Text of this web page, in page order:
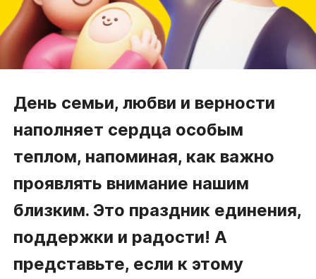
День семьи, любви и верности
наполняет сердца особым
теплом, напоминая, как важно
проявлять внимание нашим
близким. Это праздник единения,
поддержки и радости! А
представьте, если к этому